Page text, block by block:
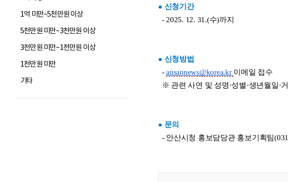
1억 미만~5천만원 이상
5천만원 미만~3천만원 이상
3천만원 미만~1천만원 이상
1천만원 미만
기타